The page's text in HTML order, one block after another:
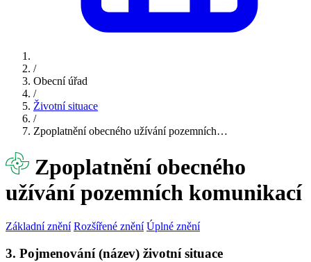
/
Obecní úřad
/
Životní situace
/
Zpoplatnění obecného užívání pozemních…
Zpoplatnění obecného
užívání pozemních komunikací
Základní znění Rozšířené znění Úplné znění
3. Pojmenování (název) životní situace